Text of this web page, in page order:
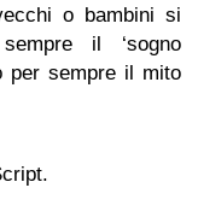
o bambini si
il ‘sogno
per sempre il mito